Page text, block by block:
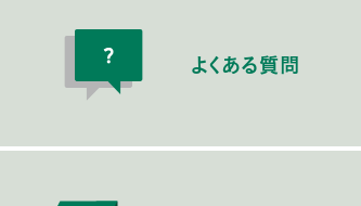
よくある質問